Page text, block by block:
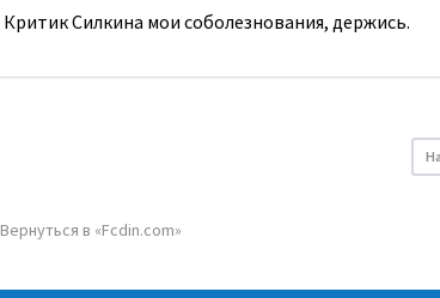
Критик Силкина мои соболезнования, держись.
Вернуться в «Fcdin.com»